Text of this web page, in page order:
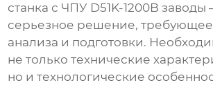
станка с ЧПУ D51K-1200B заводы
серьезное решение, требующее
анализа и подготовки.
не только технические
но и технологические